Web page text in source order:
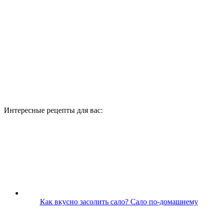
Интересные рецепты для вас:
Как вкусно засолить сало? Сало по-домашнему